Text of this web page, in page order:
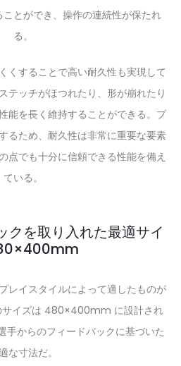
とができ、操作の連続性が保たれ
る。
くすることで高い耐久性も実現して
テッチがほつれたり、形が崩れたり
能を長く維持することができる。プ
るため、耐久性は非常に重要な要素
点でも十分に信頼できる性能を備え
ている。
クを取り入れた最適サイ
レイスタイルによって適したものが
サイズは 480×400mm に設計され
からのフィードバックに基づいた
な寸法だ。